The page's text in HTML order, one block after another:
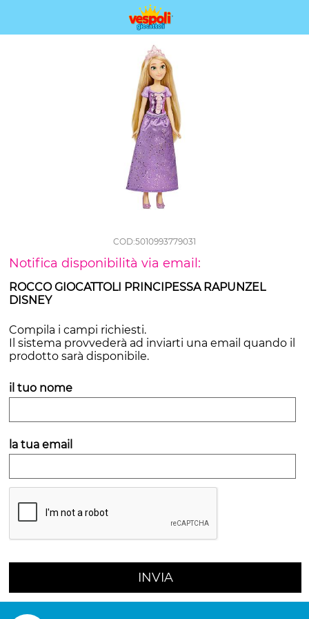
COD:5010993779031
Notifica disponibilità via email:
ROCCO GIOCATTOLI PRINCIPESSA RAPUNZEL
DISNEY
Compila i campi richiesti.
Il sistema provvederà ad inviarti una email quando il
prodotto sarà disponibile.
il tuo nome
la tua email
INVIA